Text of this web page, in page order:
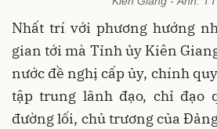
Nhất trí với phương hướng
gian tới mà Tỉnh ủy Kiên
nước đề nghị cấp ủy, chính
tập trung lãnh đạo, chỉ đạo
đường lối, chủ trương của